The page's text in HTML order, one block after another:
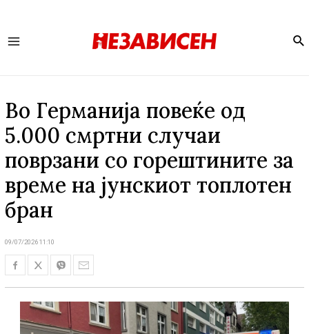
Во Германија повеќе од
5.000 смртни случаи
поврзани со горештините за
време на јунскиот топлотен
бран
09/07/2026 11:10